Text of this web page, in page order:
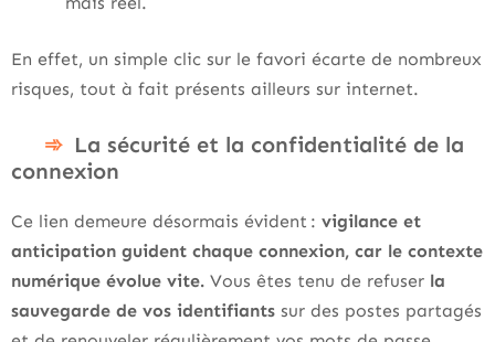
En effet, un simple clic sur le favori écarte de nombreux
risques, tout à fait présents ailleurs sur internet.
La sécurité et la confidentialité de la
connexion
Ce lien demeure désormais évident : vigilance et
anticipation guident chaque connexion, car le contexte
numérique évolue vite. Vous êtes tenu de refuser la
sauvegarde de vos identifiants sur des postes partagés